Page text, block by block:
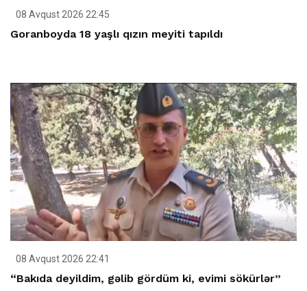
08 Avqust 2026 22:45
Goranboyda 18 yaşlı qızın meyiti tapıldı
08 Avqust 2026 22:41
“Bakıda deyildim, gəlib gördüm ki, evimi sökürlər”